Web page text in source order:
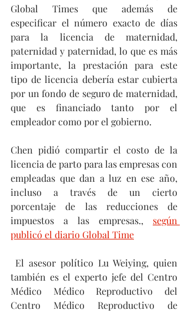
Global Times que además de
especificar el número exacto de días
para la licencia de maternidad,
paternidad y paternidad, lo que es más
importante, la prestación para este
tipo de licencia debería estar cubierta
por un fondo de seguro de maternidad,
que es financiado tanto por el
empleador como por el gobierno.
Chen pidió compartir el costo de la
licencia de parto para las empresas con
empleadas que dan a luz en ese año,
incluso a través de un cierto
porcentaje de las reducciones de
impuestos a las empresas., según
publicó el diario Global Time
El asesor político Lu Weiying, quien
también es el experto jefe del Centro
Médico Médico Reproductivo del
Centro Médico Reproductivo de